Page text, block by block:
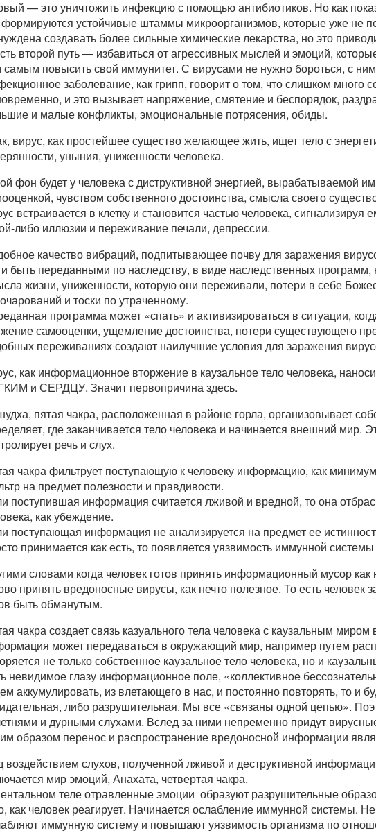
— это уничтожить инфекцию с помощью антибиотиков. Но как
формируются устойчивые штаммы микроорганизмов, которые уже не
создавать более сильные химические лекарства, но это
второй путь — избавиться от агрессивных мыслей и эмоций,
самым повысить свой иммунитет. С вирусами не нужно бороться, с
заболевание, как грипп, говорит о том, что слишком много
и это вызывает напряжение, смятение и беспорядок,
и малые конфликты, эмоциональные потрясения, обиды.
вирус, как простейшее существо желающее жить, ищет тело с
уныния, униженности человека.
фон будет у человека с диструктивной энергией, вырабатываемой
чувством собственного достоинства, смысла своего
встраивается в клетку и становится частью человека,
либо иллюзии и переживание печали, депрессии.
качество вибраций, подпитывающее почву для заражения
и быть переданными по наследству, в виде наследственных
жизни, униженности, которую они переживали, потери в себе
и тоски по утраченному.
программа может «спать» и активизироваться в ситуации,
самооценки, ущемление достоинства, потери существующего
переживаниях создают наилучшие условия для заражения
как информационное вторжение в каузальное тело человека,
и СЕРДЦУ. Значит первопричина здесь.
пятая чакра, расположенная в районе горла, организовывает
где заканчивается тело человека и начинается внешний мир.
речь и слух.
чакра фильтрует поступающую к человеку информацию, как
на предмет полезности и правдивости.
поступившая информация считается лживой и вредной, то она
как убеждение.
поступающая информация не анализируется на предмет ее
принимается как есть, то появляется уязвимость иммунной
словами когда человек готов принять информационный мусор как
принять вредоносные вирусы, как нечто полезное. То есть
быть обманутым.
чакра создает связь казуального тела человека с каузальным
может передаваться в окружающий мир, например путем
не только собственное каузальное тело человека, но и
невидимое глазу информационное поле, «коллективное
аккумулировать, из влетающего в нас, и постоянно повторять, то и
либо разрушительная. Мы все «связаны одной цепью».
и дурными слухами. Вслед за ними непременно придут
образом перенос и распространение вредоносной информации
воздействием слухов, полученной лживой и деструктивной
мир эмоций, Анахата, четвертая чакра.
теле отравленные эмоции образуют разрушительные
как человек реагирует. Начинается ослабление иммунной системы.
иммунную систему и повышают уязвимость организма по